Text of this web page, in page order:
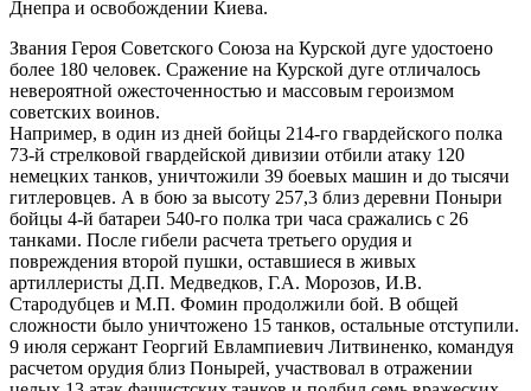
Днепра и освобождении Киева.
Звания Героя Советского Союза на Курской дуге удостоено
более 180 человек. Сражение на Курской дуге отличалось
невероятной ожесточенностью и массовым героизмом
советских воинов.
Например, в один из дней бойцы 214-го гвардейского полка
73-й стрелковой гвардейской дивизии отбили атаку 120
немецких танков, уничтожили 39 боевых машин и до тысячи
гитлеровцев. А в бою за высоту 257,3 близ деревни Поныри
бойцы 4-й батареи 540-го полка три часа сражались с 26
танками. После гибели расчета третьего орудия и
повреждения второй пушки, оставшиеся в живых
артиллеристы Д.П. Медведков, Г.А. Морозов, И.В.
Стародубцев и М.П. Фомин продолжили бой. В общей
сложности было уничтожено 15 танков, остальные отступили.
9 июля сержант Георгий Евлампиевич Литвиненко, командуя
расчетом орудия близ Понырей, участвовал в отражении